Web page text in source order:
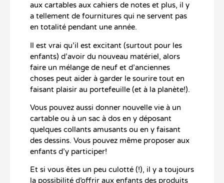
aux cartables aux cahiers de notes et plus, il y
a tellement de fournitures qui ne servent pas
en totalité pendant une année.
Il est vrai qu’il est excitant (surtout pour les
enfants) d’avoir du nouveau matériel, alors
faire un mélange de neuf et d’anciennes
choses peut aider à garder le sourire tout en
faisant plaisir au portefeuille (et à la planète!).
Vous pouvez aussi donner nouvelle vie à un
cartable ou à un sac à dos en y déposant
quelques collants amusants ou en y faisant
des dessins. Vous pouvez même proposer aux
enfants d’y participer!
Et si vous êtes un peu culotté (!), il y a toujours
la possibilité d’offrir aux enfants des produits